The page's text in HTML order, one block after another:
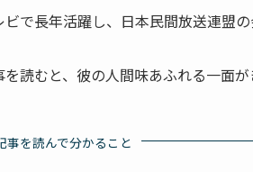
ビで長年活躍し、日本民間放送連盟
を読むと、彼の人間味あふれる一面
事を読んで分かること